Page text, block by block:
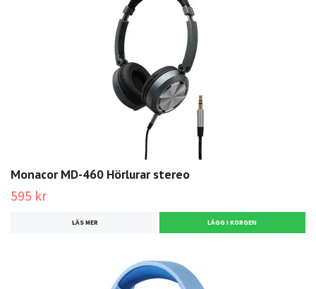
Monacor MD-460 Hörlurar stereo
595 kr
LÄS MER